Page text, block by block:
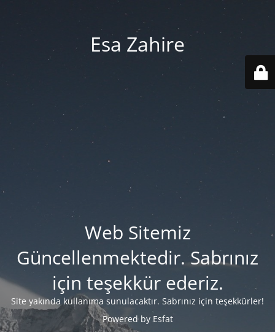
Esa Zahire
Web Sitemiz
Güncellenmektedir. Sabrınız
için teşekkür ederiz.
Site yakında kullanıma sunulacaktır. Sabrınız için teşekkürler!
Powered by Esfat